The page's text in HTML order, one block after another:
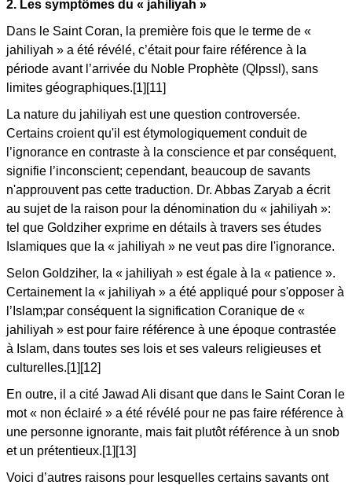
2. Les symptômes du « jahiliyah »
Dans le Saint Coran, la première fois que le terme de «
jahiliyah » a été révélé, c’était pour faire référence à la
période avant l’arrivée du Noble Prophète (Qlpssl), sans
limites géographiques.[1][11]
La nature du jahiliyah est une question controversée.
Certains croient qu'il est étymologiquement conduit de
l’ignorance en contraste à la conscience et par conséquent,
signifie l’inconscient; cependant, beaucoup de savants
n'approuvent pas cette traduction. Dr. Abbas Zaryab a écrit
au sujet de la raison pour la dénomination du « jahiliyah »:
tel que Goldziher exprime en détails à travers ses études
Islamiques que la « jahiliyah » ne veut pas dire l'ignorance.
Selon Goldziher, la « jahiliyah » est égale à la « patience ».
Certainement la « jahiliyah » a été appliqué pour s'opposer à
l’Islam;par conséquent la signification Coranique de «
jahiliyah » est pour faire référence à une époque contrastée
à Islam, dans toutes ses lois et ses valeurs religieuses et
culturelles.[1][12]
En outre, il a cité Jawad Ali disant que dans le Saint Coran le
mot « non éclairé » a été révélé pour ne pas faire référence à
une personne ignorante, mais fait plutôt référence à un snob
et un prétentieux.[1][13]
Voici d’autres raisons pour lesquelles certains savants ont